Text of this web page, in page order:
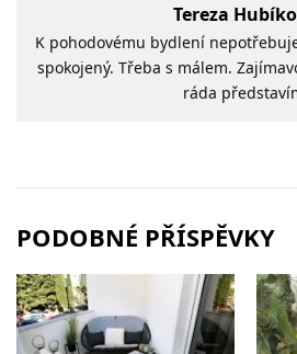
Tereza
K pohodovému bydlení
spokojený. Třeba s málem.
ráda
PODOBNÉ PŘÍSPĚVKY